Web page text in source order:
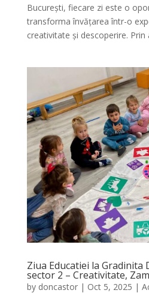
București, fiecare zi este o
transforma învățarea într-o
creativitate și descoperire. Prin
Ziua Educatiei la Gradinita
sector 2 – Creativitate,
by doncastor| Oct 5, 2025 |